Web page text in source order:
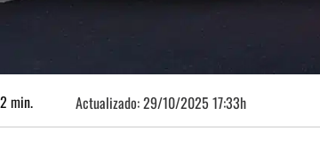
2 min. Actualizado:29/10/2025 17:33h